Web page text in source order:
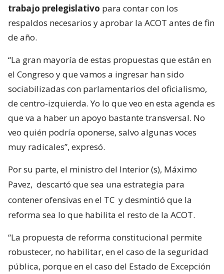
trabajo prelegislativo para contar con los
respaldos necesarios y aprobar la ACOT antes de fin
de año.
“La gran mayoría de estas propuestas que están en
el Congreso y que vamos a ingresar han sido
sociabilizadas con parlamentarios del oficialismo,
de centro-izquierda. Yo lo que veo en esta agenda es
que va a haber un apoyo bastante transversal. No
veo quién podría oponerse, salvo algunas voces
muy radicales”, expresó.
Por su parte, el ministro del Interior (s), Máximo
Pavez, descartó que sea una estrategia para
contener ofensivas en el TC y desmintió que la
reforma sea lo que habilita el resto de la ACOT.
“La propuesta de reforma constitucional permite
robustecer, no habilitar, en el caso de la seguridad
pública, porque en el caso del Estado de Excepción